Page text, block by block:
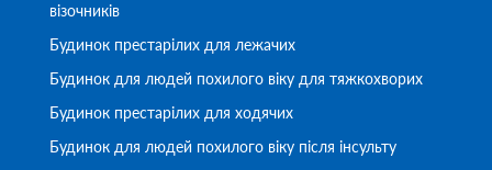
візочників
Будинок престарілих для лежачих
Будинок для людей похилого віку для тяжкохворих
Будинок престарілих для ходячих
Будинок для людей похилого віку після інсульту